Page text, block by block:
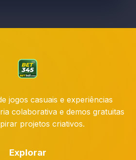
jogos casuais e experiências
colaborativa e demos gratuitas
projetos criativos.
Explorar